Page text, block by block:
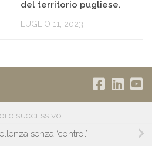
del territorio pugliese.
LUGLIO 11, 2023
SUCCESSIVO
senza ‘control’